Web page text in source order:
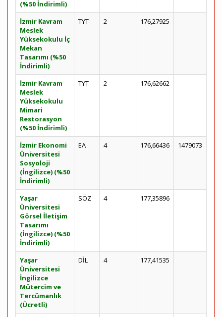
(%50 İndirimli)
İzmir Kavram
Meslek
Yüksekokulu İç
Mekan
Tasarımı (%50
İndirimli)
TYT 2 176,27925
İzmir Kavram
Meslek
Yüksekokulu
Mimari
Restorasyon
(%50 İndirimli)
TYT 2 176,62662
İzmir Ekonomi
Üniversitesi
Sosyoloji
(İngilizce) (%50
İndirimli)
EA 4 176,66436 1479073
Yaşar
Üniversitesi
Görsel İletişim
Tasarımı
(İngilizce) (%50
İndirimli)
SÖZ 4 177,35896
Yaşar
Üniversitesi
İngilizce
Mütercim ve
Tercümanlık
(Ücretli)
DİL 4 177,41535